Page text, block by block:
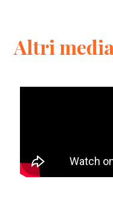
Altri